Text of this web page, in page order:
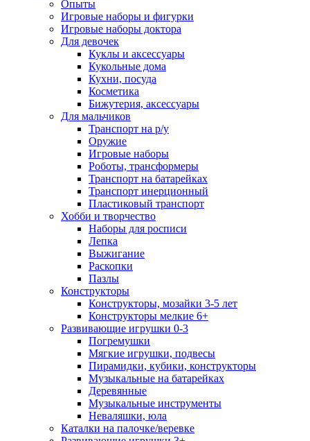
Опыты
Игровые наборы и фигурки
Игровые наборы доктора
Для девочек
Куклы и аксессуары
Кукольные дома
Кухни, посуда
Косметика
Бижутерия, аксессуары
Для мальчиков
Транспорт на р/у
Оружие
Игровые наборы
Роботы, трансформеры
Транспорт на батарейках
Транспорт инерционный
Пластиковый транспорт
Хобби и творчество
Наборы для росписи
Лепка
Выжигание
Раскопки
Пазлы
Конструкторы
Конструкторы, мозайки 3-5 лет
Конструкторы мелкие 6+
Развивающие игрушки 0-3
Погремушки
Мягкие игрушки, подвесы
Пирамидки, кубики, конструкторы
Музыкальные на батарейках
Деревянные
Музыкальные инструменты
Неваляшки, юла
Каталки на палочке/веревке